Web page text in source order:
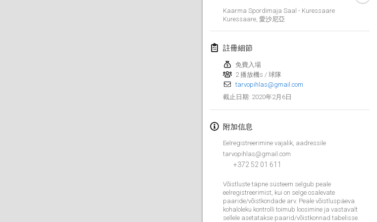
Kaarma Spordimaja Saal - Kuressaare
Kuressaare, 愛沙尼亞
註冊細節
免費入場
2 播放機s / 球隊
tarvopihlas@gmail.com
截止日期: 2020年2月6日
附加信息
Eelregistreerimine vajalik, aadressile
tarvopihlas@gmail.com
+372 52 01 611
Võistluste täpne süsteem selgub peale
eelregistreerimist, kui on selge osalevate
paaride/võistkondade arv. Peale võistluspäeva
kohaloleku kontrolli toimub loosimine ja vastavalt
sellele asetatakse paarid/võistkonnad tabelisse.
Tournoi d'Hiver
2020年1月25日
2020年2月
Open de l'Ourse
2020年2月1日
Möl'Krêpes
2020年2月1日 |
Liekki Cup
2020年2月1日|芬蘭